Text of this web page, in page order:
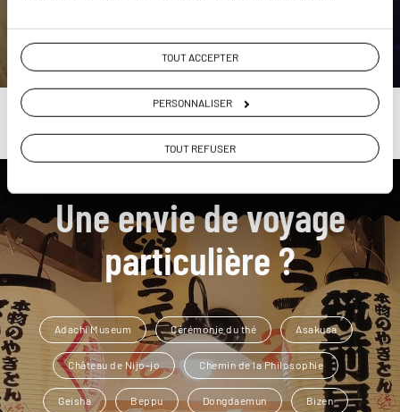
TOUT ACCEPTER
PERSONNALISER
TOUT REFUSER
Une envie de voyage
particulière ?
Adachi Museum Cérémonie du thé Asakusa
Château de Nijo-jo Chemin de la Philosophie
Geisha Beppu Dongdaemun Bizen